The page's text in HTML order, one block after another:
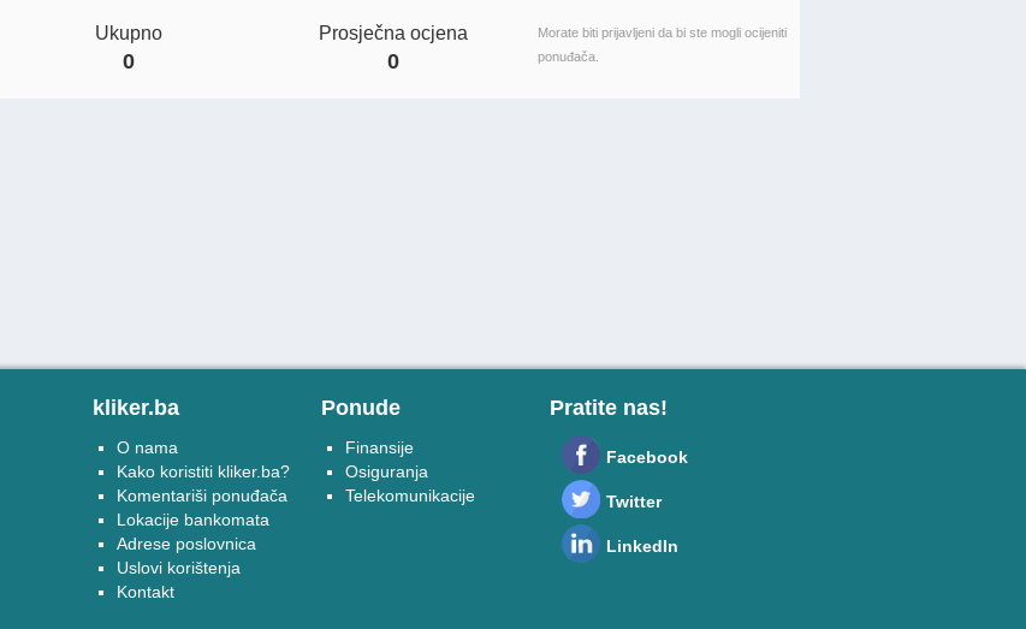
Ukupno
0
Prosječna ocjena
0
Morate biti prijavljeni da bi ste mogli ocijeniti
ponuđača.
kliker.ba
O nama
Kako koristiti kliker.ba?
Komentariši ponuđača
Lokacije bankomata
Adrese poslovnica
Uslovi korištenja
Kontakt
Ponude
Finansije
Osiguranja
Telekomunikacije
Pratite nas!
Facebook
Twitter
LinkedIn